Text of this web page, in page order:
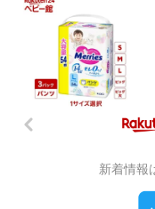
新着情報